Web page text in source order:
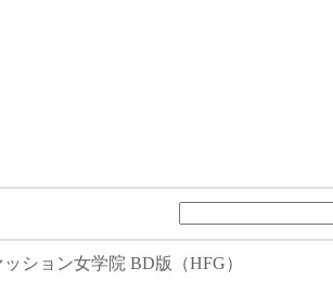
ション女学院 BD版（HFG）